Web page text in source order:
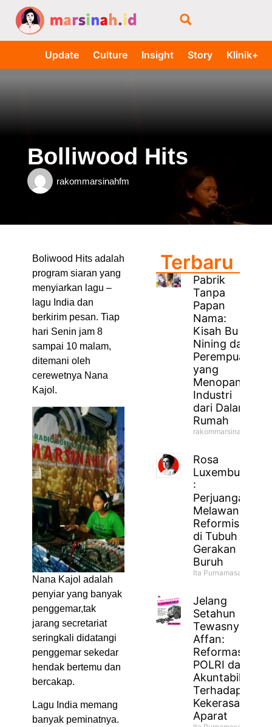
Update Culture Insight Story Klinik+
Bolliwood Hits
rakommarsinahfm
Boliwood Hits adalah
program siaran yang
menyiarkan lagu –
lagu India dan
berkirim pesan. Tiap
hari Senin jam 8
sampai 10 malam,
ditemani oleh
cerewetnya Nana
Kajol.
Nana Kajol adalah
penyiar yang banyak
penggemar,tak
jarang secretariat
seringkali didatangi
penggemar sekedar
hendak bertemu dan
bercakap.
Lagu India memang
banyak peminatnya.
Terbaru
Pabrik
Tanpa
Papan
Nama:
Kisah Bu
Nining dan
Perempuan
yang
Menopang
Industri
dari Dalam
Rumah
rakommarsinahfm
Rosa
Luxemburg
:
Perjuangan
Melawan
Reformisme
di Tubuh
Gerakan
Buruh
Ita Purnamasari
Jelang
Setahun
Tewasnya
Affan:
Reformasi
POLRI dan
Akuntabilitas
Terhadap
Kekerasan
Aparat